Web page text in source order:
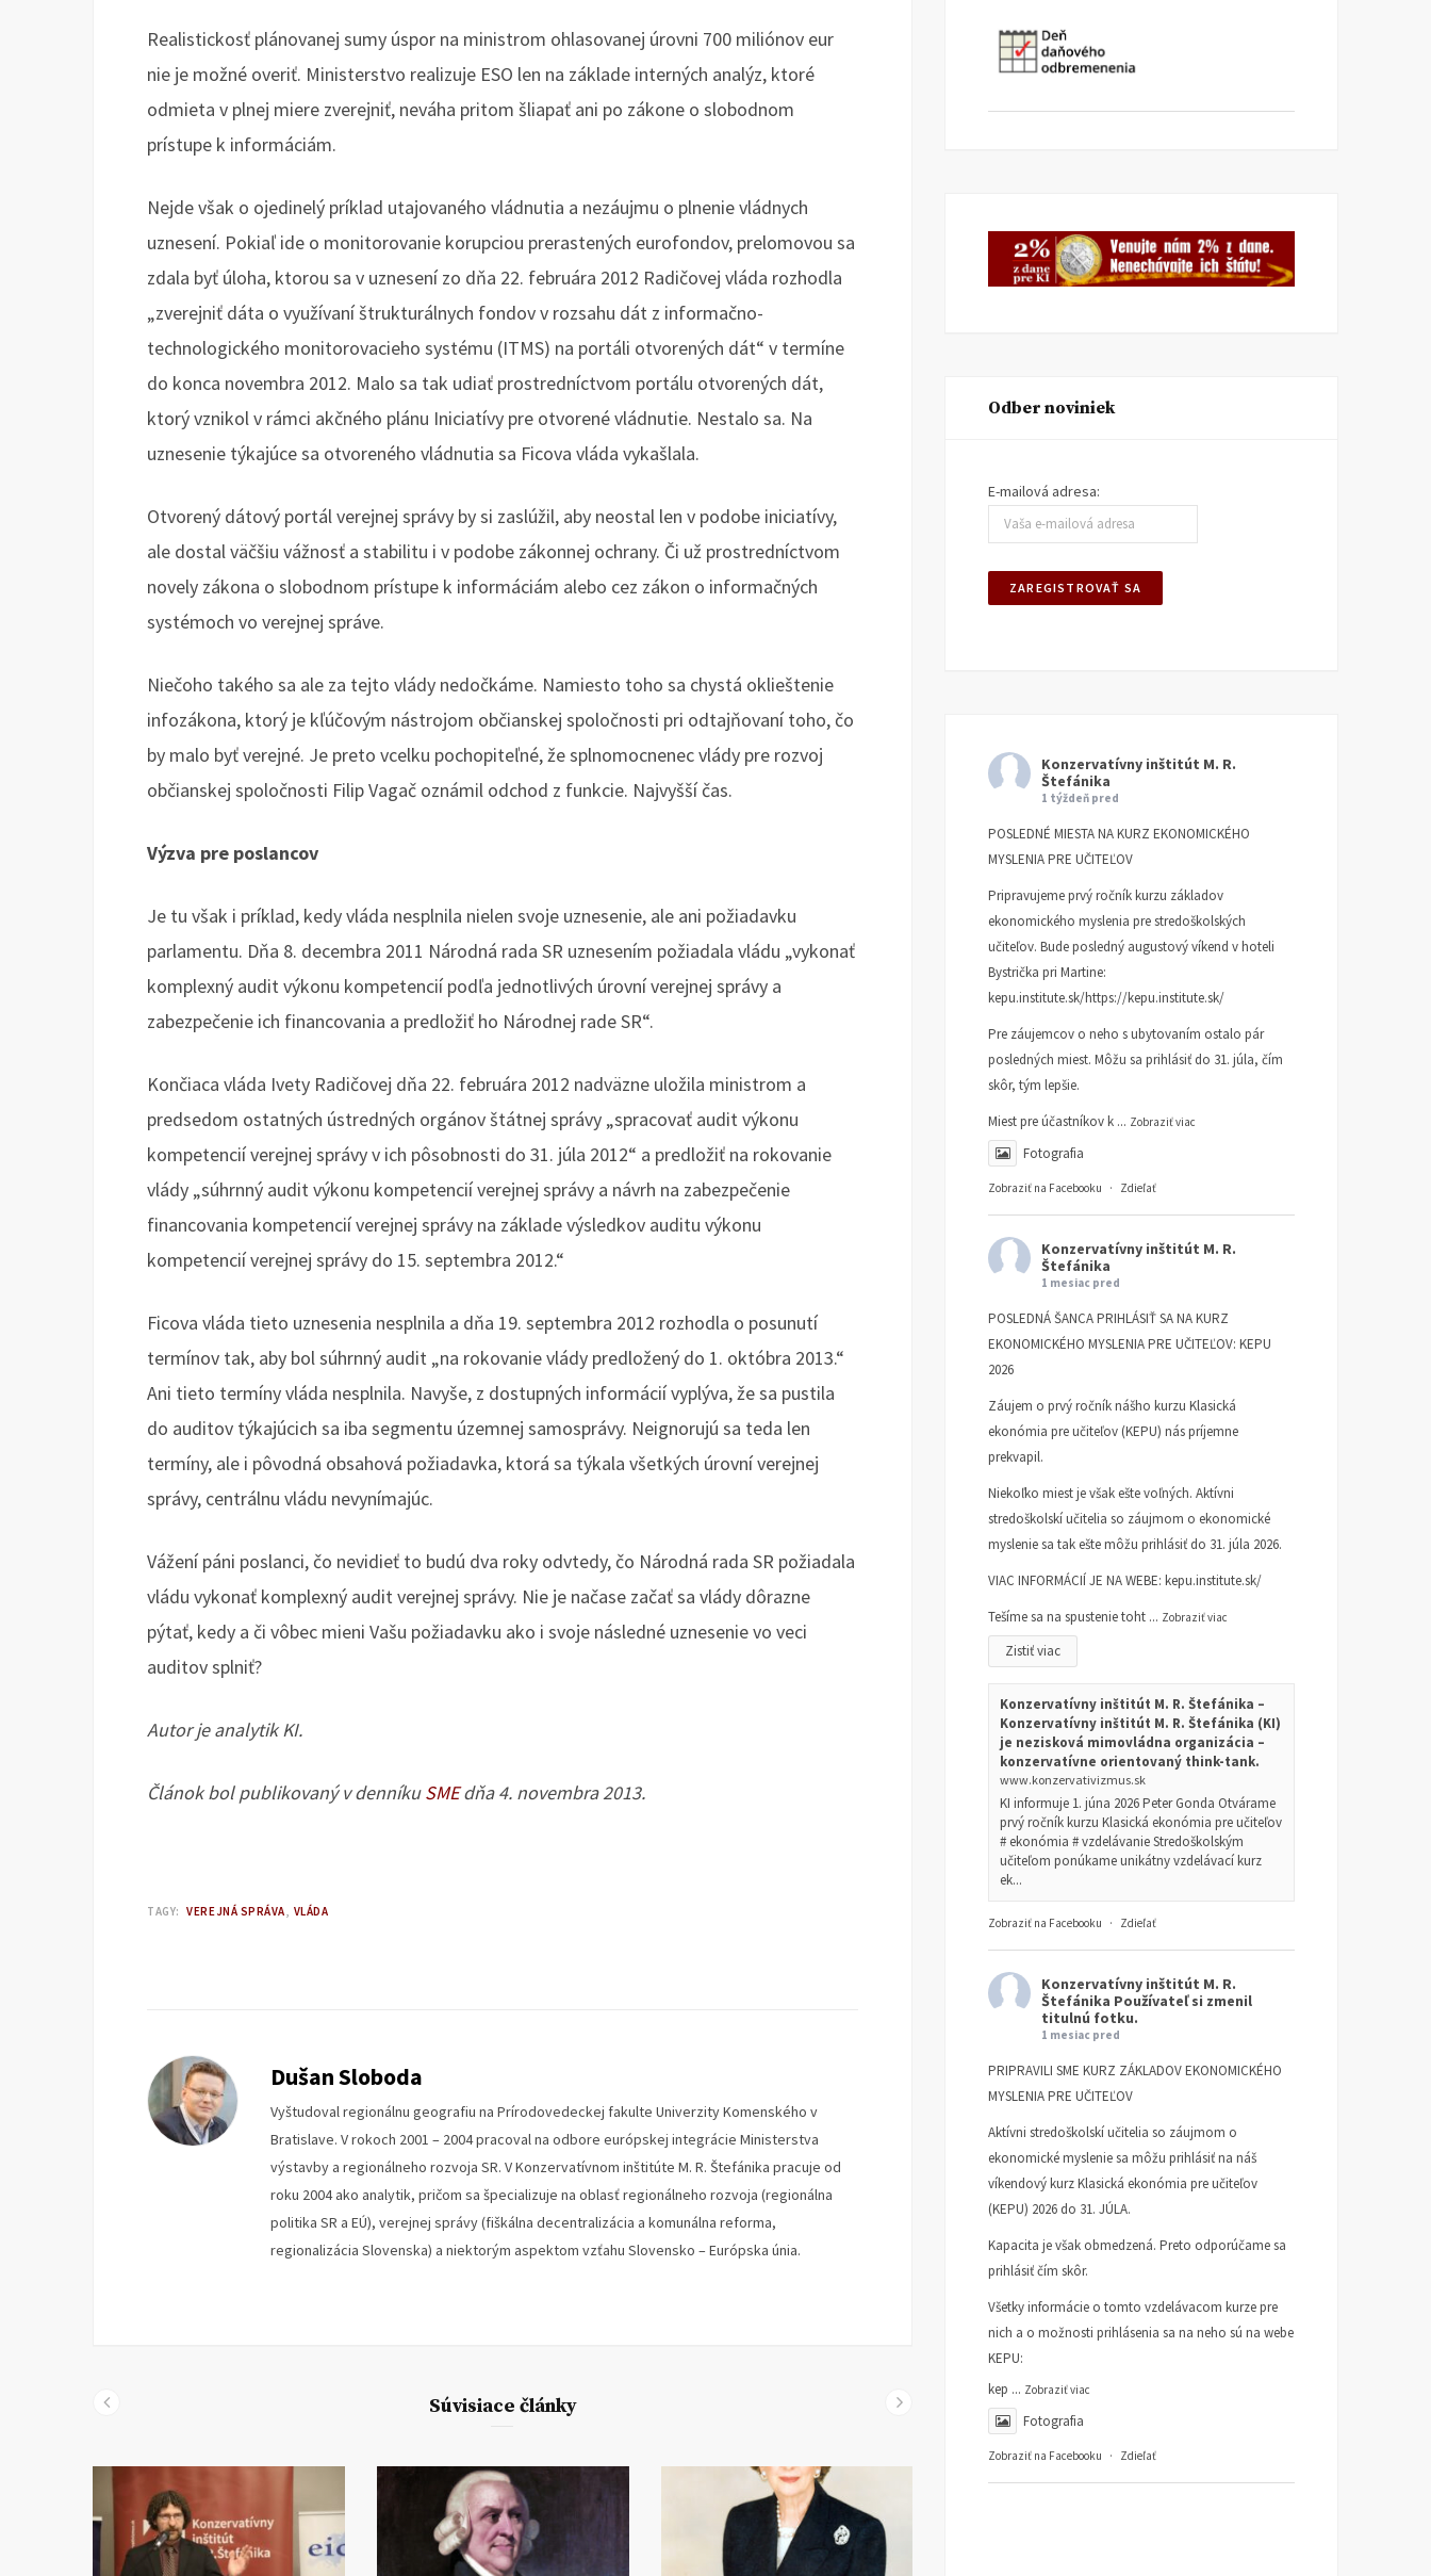
Realistickosť plánovanej sumy úspor na ministrom ohlasovanej úrovni 700 miliónov eur
nie je možné overiť. Ministerstvo realizuje ESO len na základe interných analýz, ktoré
odmieta v plnej miere zverejniť, neváha pritom šliapať ani po zákone o slobodnom
prístupe k informáciám.
Nejde však o ojedinelý príklad utajovaného vládnutia a nezáujmu o plnenie vládnych
uznesení. Pokiaľ ide o monitorovanie korupciou prerastených eurofondov, prelomovou sa
zdala byť úloha, ktorou sa v uznesení zo dňa 22. februára 2012 Radičovej vláda rozhodla
„zverejniť dáta o využívaní štrukturálnych fondov v rozsahu dát z informačno-
technologického monitorovacieho systému (ITMS) na portáli otvorených dát“ v termíne
do konca novembra 2012. Malo sa tak udiať prostredníctvom portálu otvorených dát,
ktorý vznikol v rámci akčného plánu Iniciatívy pre otvorené vládnutie. Nestalo sa. Na
uznesenie týkajúce sa otvoreného vládnutia sa Ficova vláda vykašlala.
Otvorený dátový portál verejnej správy by si zaslúžil, aby neostal len v podobe iniciatívy,
ale dostal väčšiu vážnosť a stabilitu i v podobe zákonnej ochrany. Či už prostredníctvom
novely zákona o slobodnom prístupe k informáciám alebo cez zákon o informačných
systémoch vo verejnej správe.
Niečoho takého sa ale za tejto vlády nedočkáme. Namiesto toho sa chystá oklieštenie
infozákona, ktorý je kľúčovým nástrojom občianskej spoločnosti pri odtajňovaní toho, čo
by malo byť verejné. Je preto vcelku pochopiteľné, že splnomocnenec vlády pre rozvoj
občianskej spoločnosti Filip Vagač oznámil odchod z funkcie. Najvyšší čas.
Výzva pre poslancov
Je tu však i príklad, kedy vláda nesplnila nielen svoje uznesenie, ale ani požiadavku
parlamentu. Dňa 8. decembra 2011 Národná rada SR uznesením požiadala vládu „vykonať
komplexný audit výkonu kompetencií podľa jednotlivých úrovní verejnej správy a
zabezpečenie ich financovania a predložiť ho Národnej rade SR“.
Končiaca vláda Ivety Radičovej dňa 22. februára 2012 nadväzne uložila ministrom a
predsedom ostatných ústredných orgánov štátnej správy „spracovať audit výkonu
kompetencií verejnej správy v ich pôsobnosti do 31. júla 2012“ a predložiť na rokovanie
vlády „súhrnný audit výkonu kompetencií verejnej správy a návrh na zabezpečenie
financovania kompetencií verejnej správy na základe výsledkov auditu výkonu
kompetencií verejnej správy do 15. septembra 2012.“
Ficova vláda tieto uznesenia nesplnila a dňa 19. septembra 2012 rozhodla o posunutí
termínov tak, aby bol súhrnný audit „na rokovanie vlády predložený do 1. októbra 2013.“
Ani tieto termíny vláda nesplnila. Navyše, z dostupných informácií vyplýva, že sa pustila
do auditov týkajúcich sa iba segmentu územnej samosprávy. Neignorujú sa teda len
termíny, ale i pôvodná obsahová požiadavka, ktorá sa týkala všetkých úrovní verejnej
správy, centrálnu vládu nevynímajúc.
Vážení páni poslanci, čo nevidieť to budú dva roky odvtedy, čo Národná rada SR požiadala
vládu vykonať komplexný audit verejnej správy. Nie je načase začať sa vlády dôrazne
pýtať, kedy a či vôbec mieni Vašu požiadavku ako i svoje následné uznesenie vo veci
auditov splniť?
Autor je analytik KI.
Článok bol publikovaný v denníkuSMEdňa 4. novembra 2013.
TAGY: VEREJNÁ SPRÁVA VLÁDA
Dušan Sloboda
Vyštudoval regionálnu geografiu na Prírodovedeckej fakulte Univerzity Komenského v
Bratislave. V rokoch 2001 – 2004 pracoval na odbore európskej integrácie Ministerstva
výstavby a regionálneho rozvoja SR. V Konzervatívnom inštitúte M. R. Štefánika pracuje od
roku 2004 ako analytik, pričom sa špecializuje na oblasť regionálneho rozvoja (regionálna
politika SR a EÚ), verejnej správy (fiškálna decentralizácia a komunálna reforma,
regionalizácia Slovenska) a niektorým aspektom vzťahu Slovensko – Európska únia.
Súvisiace články
Odber noviniek
E-mailová adresa:
Konzervatívny inštitút M. R.
Štefánika
1 týždeň pred
POSLEDNÉ MIESTA NA KURZ EKONOMICKÉHO
MYSLENIA PRE UČITEĽOV
Pripravujeme prvý ročník kurzu základov
ekonomického myslenia pre stredoškolských
učiteľov. Bude posledný augustový víkend v hoteli
Bystrička pri Martine:
kepu.institute.sk/https://kepu.institute.sk/
Pre záujemcov o neho s ubytovaním ostalo pár
posledných miest. Môžu sa prihlásiť do 31. júla, čím
skôr, tým lepšie.
Miest pre účastníkov k ... Zobraziť viac
Fotografia
Zobraziť na Facebooku · Zdieľať
Konzervatívny inštitút M. R.
Štefánika
1 mesiac pred
POSLEDNÁ ŠANCA PRIHLÁSIŤ SA NA KURZ
EKONOMICKÉHO MYSLENIA PRE UČITEĽOV: KEPU
2026
Záujem o prvý ročník nášho kurzu Klasická
ekonómia pre učiteľov (KEPU) nás príjemne
prekvapil.
Niekoľko miest je však ešte voľných. Aktívni
stredoškolskí učitelia so záujmom o ekonomické
myslenie sa tak ešte môžu prihlásiť do 31. júla 2026.
VIAC INFORMÁCIÍ JE NA WEBE: kepu.institute.sk/
Tešíme sa na spustenie toht ... Zobraziť viac
Zistiť viac
Konzervatívny inštitút M. R. Štefánika –
Konzervatívny inštitút M. R. Štefánika (KI)
je nezisková mimovládna organizácia –
konzervatívne orientovaný think-tank.
www.konzervativizmus.sk
KI informuje 1. júna 2026 Peter Gonda Otvárame
prvý ročník kurzu Klasická ekonómia pre učiteľov
# ekonómia # vzdelávanie Stredoškolským
učiteľom ponúkame unikátny vzdelávací kurz
ek...
Zobraziť na Facebooku · Zdieľať
Konzervatívny inštitút M. R.
Štefánika Používateľ si zmenil
titulnú fotku.
1 mesiac pred
PRIPRAVILI SME KURZ ZÁKLADOV EKONOMICKÉHO
MYSLENIA PRE UČITEĽOV
Aktívni stredoškolskí učitelia so záujmom o
ekonomické myslenie sa môžu prihlásiť na náš
víkendový kurz Klasická ekonómia pre učiteľov
(KEPU) 2026 do 31. JÚLA.
Kapacita je však obmedzená. Preto odporúčame sa
prihlásiť čím skôr.
Všetky informácie o tomto vzdelávacom kurze pre
nich a o možnosti prihlásenia sa na neho sú na webe
KEPU:
kep ... Zobraziť viac
Fotografia
Zobraziť na Facebooku · Zdieľať